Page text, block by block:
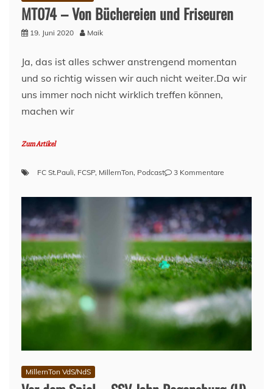
MT074 – Von Büchereien und Friseuren
19. Juni 2020 Maik
Ja, das ist alles schwer anstrengend momentan
und so richtig wissen wir auch nicht weiter.Da wir
uns immer noch nicht wirklich treffen können,
machen wir
Zum Artikel
FC St.Pauli, FCSP, MillernTon, Podcast 3 Kommentare
–
Von
Büchereien
und
Friseuren
MillernTon VdS/NdS